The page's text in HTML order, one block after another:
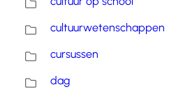
cultuurwetenschappen
cursussen
dag